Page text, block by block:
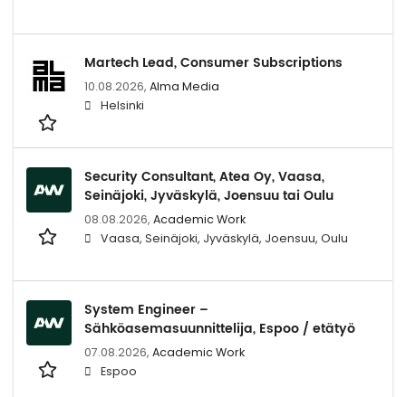
Martech Lead, Consumer Subscriptions
10.08.2026, Alma Media
Helsinki
Security Consultant, Atea Oy, Vaasa,
Seinäjoki, Jyväskylä, Joensuu tai Oulu
08.08.2026, Academic Work
Vaasa, Seinäjoki, Jyväskylä, Joensuu, Oulu
System Engineer –
Sähköasemasuunnittelija, Espoo / etätyö
07.08.2026, Academic Work
Espoo